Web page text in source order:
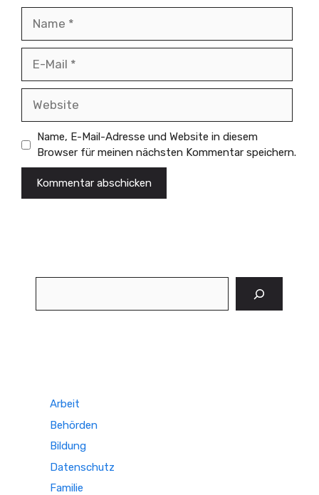
Mail
Name, E-Mail-Adresse und Website in diesem
Browser für meinen nächsten Kommentar speichern.
Arbeit
Behörden
Bildung
Datenschutz
Familie